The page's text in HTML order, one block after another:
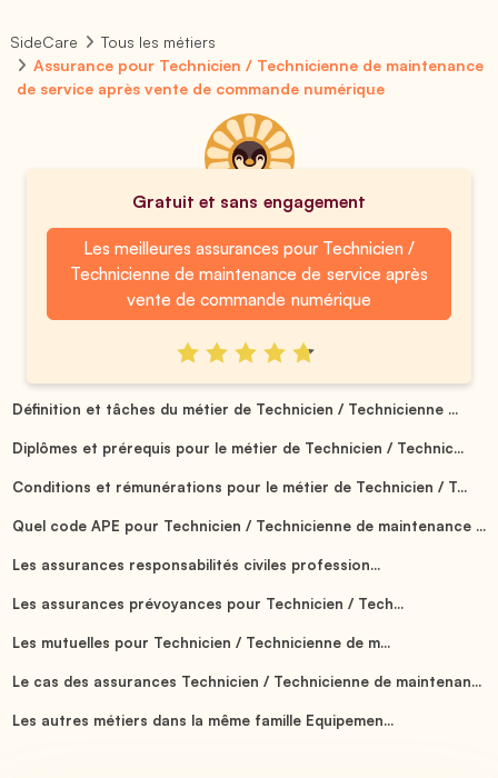
SideCare
Tous les métiers
Assurance pour Technicien / Technicienne de maintenance
de service après vente de commande numérique
Gratuit et sans engagement
Les meilleures assurances pour Technicien /
Technicienne de maintenance de service après
vente de commande numérique
Définition et tâches du métier de Technicien / Technicienne ...
Diplômes et prérequis pour le métier de Technicien / Technic...
Conditions et rémunérations pour le métier de Technicien / T...
Quel code APE pour Technicien / Technicienne de maintenance ...
Les assurances responsabilités civiles profession...
Les assurances prévoyances pour Technicien / Tech...
Les mutuelles pour Technicien / Technicienne de m...
Le cas des assurances Technicien / Technicienne de maintenan...
Les autres métiers dans la même famille Equipemen...